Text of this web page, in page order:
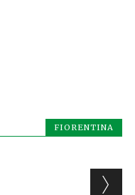
FIORENTINA